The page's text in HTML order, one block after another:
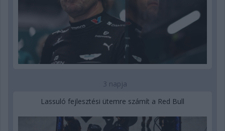
3 napja
Lassuló fejlesztési ütemre számít a Red Bull